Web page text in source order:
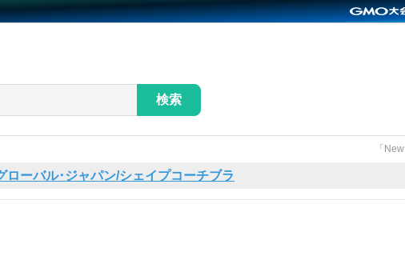
検索
「
ローバル･ジャパン/シェイプコーチブラ